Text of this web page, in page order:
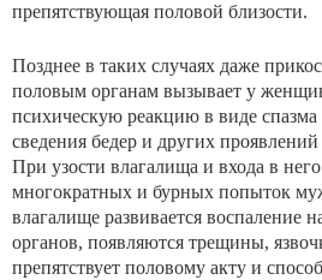
препятствующая половой близости.
Позднее в таких случаях даже
половым органам вызывает у
психическую реакцию в виде
сведения бедер и других
При узости влагалища и входа в него
многократных и бурных попыток
влагалище развивается воспаление
органов, появляются трещины,
препятствует половому акту и